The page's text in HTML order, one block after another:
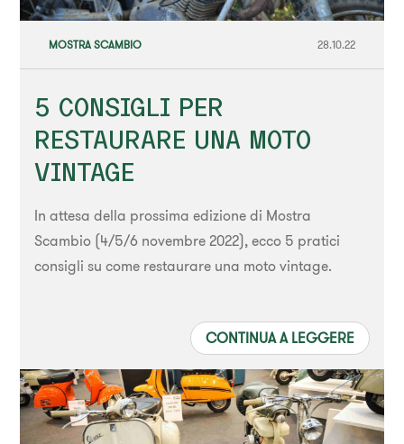
MOSTRA SCAMBIO 28.10.22
5 CONSIGLI PER
RESTAURARE UNA MOTO
VINTAGE
In attesa della prossima edizione di Mostra
Scambio (4/5/6 novembre 2022), ecco 5 pratici
consigli su come restaurare una moto vintage.
CONTINUA A LEGGERE